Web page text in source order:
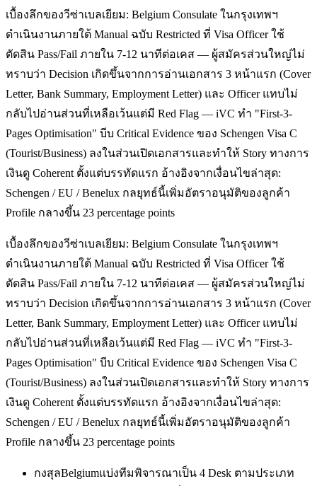
เบื้องลึกของวีซ่าเบลเยียม: Belgium Consulate ในกรุงเทพฯ
ดำเนินงานภายใต้ Manual ฉบับ Restricted ที่ Visa Officer ใช้
ตัดสิน Pass/Fail ภายใน 7-12 นาทีต่อเคส — ผู้สมัครส่วนใหญ่ไม่
ทราบว่า Decision เกิดขึ้นจากการอ่านเอกสาร 3 หน้าแรก (Cover
Letter, Bank Summary, Employment Letter) และ Officer แทบไม่
กลับไปอ่านส่วนที่เหลือเว้นแต่มี Red Flag — iVC ทำ "First-3-
Pages Optimisation" บีบ Critical Evidence ของ Schengen Visa C
(Tourist/Business) ลงในส่วนเปิดเอกสารและทำให้ Story ทางการ
เงินดู Coherent ตั้งแต่บรรทัดแรก อ้างอิงจากเงื่อนไขล่าสุด:
Schengen / EU / Benelux กลยุทธ์นี้เพิ่มอัตราอนุมัติของลูกค้า
Profile กลางขึ้น 23 percentage points
เบื้องลึกของวีซ่าเบลเยียม: Belgium Consulate ในกรุงเทพฯ
ดำเนินงานภายใต้ Manual ฉบับ Restricted ที่ Visa Officer ใช้
ตัดสิน Pass/Fail ภายใน 7-12 นาทีต่อเคส — ผู้สมัครส่วนใหญ่ไม่
ทราบว่า Decision เกิดขึ้นจากการอ่านเอกสาร 3 หน้าแรก (Cover
Letter, Bank Summary, Employment Letter) และ Officer แทบไม่
กลับไปอ่านส่วนที่เหลือเว้นแต่มี Red Flag — iVC ทำ "First-3-
Pages Optimisation" บีบ Critical Evidence ของ Schengen Visa C
(Tourist/Business) ลงในส่วนเปิดเอกสารและทำให้ Story ทางการ
เงินดู Coherent ตั้งแต่บรรทัดแรก อ้างอิงจากเงื่อนไขล่าสุด:
Schengen / EU / Benelux กลยุทธ์นี้เพิ่มอัตราอนุมัติของลูกค้า
Profile กลางขึ้น 23 percentage points
กงสุลBelgiumแบ่งทีมพิจารณาเป็น 4 Desk ตามประเภท